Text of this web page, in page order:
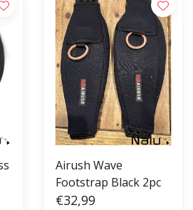
Airush Wave
Footstrap Black 2pc
€32,99